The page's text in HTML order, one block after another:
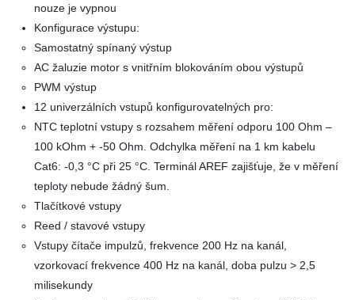
nouze je vypnou
Konfigurace výstupu:
Samostatný spínaný výstup
AC žaluzie motor s vnitřním blokováním obou výstupů
PWM výstup
12 univerzálních vstupů konfigurovatelných pro:
NTC teplotní vstupy s rozsahem měření odporu 100 Ohm –
100 kOhm + -50 Ohm. Odchylka měření na 1 km kabelu
Cat6: -0,3 °C při 25 °C. Terminál AREF zajišťuje, že v měření
teploty nebude žádný šum.
Tlačítkové vstupy
Reed / stavové vstupy
Vstupy čítače impulzů, frekvence 200 Hz na kanál,
vzorkovací frekvence 400 Hz na kanál, doba pulzu > 2,5
milisekundy